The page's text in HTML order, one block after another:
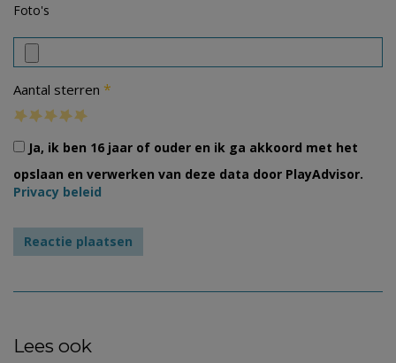
Foto's
Aantal sterren *
Ja, ik ben 16 jaar of ouder en ik ga akkoord met het
opslaan en verwerken van deze data door PlayAdvisor.
Privacy beleid
Lees ook